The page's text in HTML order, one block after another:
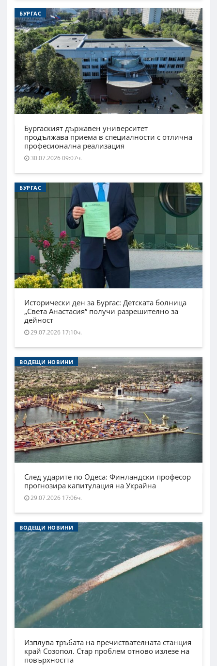
БУРГАС
Бургаският държавен университет
продължава приема в специалности с отлична
професионална реализация
30.07.2026 09:07ч.
БУРГАС
Исторически ден за Бургас: Детската болница
„Света Анастасия“ получи разрешително за
дейност
29.07.2026 17:10ч.
ВОДЕЩИ НОВИНИ
След ударите по Одеса: Финландски професор
прогнозира капитулация на Украйна
29.07.2026 17:06ч.
ВОДЕЩИ НОВИНИ
Изплува тръбата на пречиствателната станция
край Созопол. Стар проблем отново излезе на
повърхността